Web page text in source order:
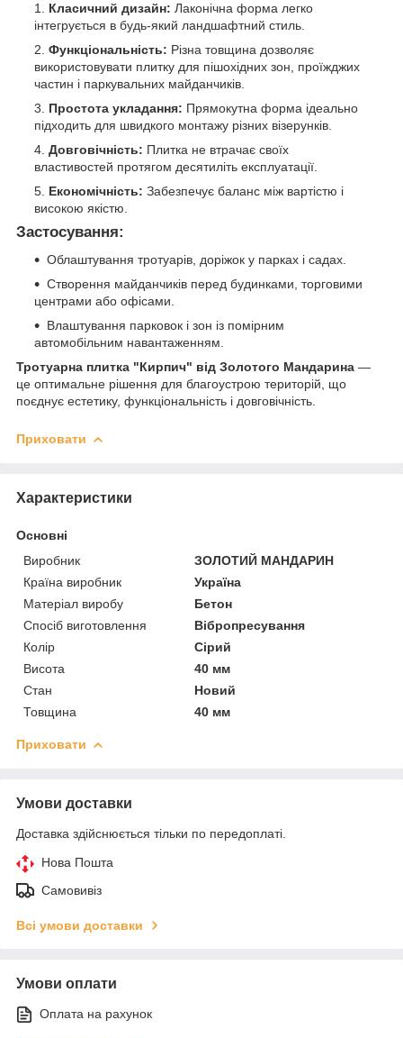
Класичний дизайн: Лаконічна форма легко
інтегрується в будь-який ландшафтний стиль.
Функціональність: Різна товщина дозволяє
використовувати плитку для пішохідних зон, проїжджих
частин і паркувальних майданчиків.
Простота укладання: Прямокутна форма ідеально
підходить для швидкого монтажу різних візерунків.
Довговічність: Плитка не втрачає своїх
властивостей протягом десятиліть експлуатації.
Економічність: Забезпечує баланс між вартістю і
високою якістю.
Застосування:
Облаштування тротуарів, доріжок у парках і садах.
Створення майданчиків перед будинками, торговими
центрами або офісами.
Влаштування парковок і зон із помірним
автомобільним навантаженням.
Тротуарна плитка "Кирпич" від Золотого Мандарина —
це оптимальне рішення для благоустрою територій, що
поєднує естетику, функціональність і довговічність.
Приховати
Характеристики
Основні
Виробник
ЗОЛОТИЙ МАНДАРИН
Країна виробник
Україна
Матеріал виробу
Бетон
Спосіб виготовлення
Вібропресування
Колір
Сірий
Висота
40 мм
Стан
Новий
Товщина
40 мм
Приховати
Умови доставки
Доставка здійснюється тільки по передоплаті.
Нова Пошта
Самовивіз
Всі умови доставки
Умови оплати
Оплата на рахунок